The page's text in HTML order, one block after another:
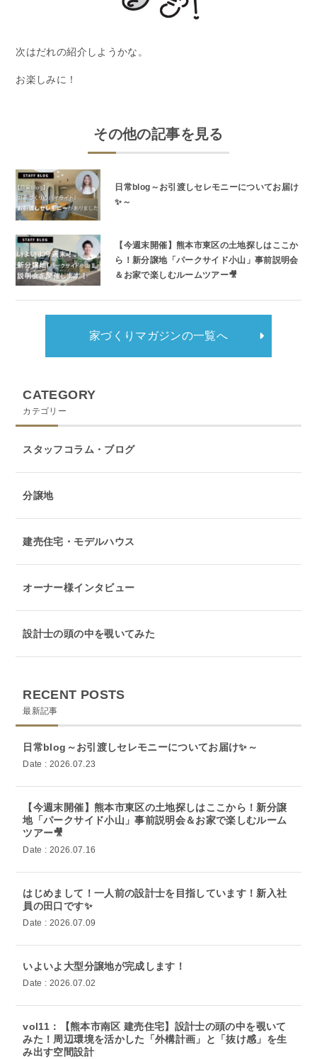
次はだれの紹介しようかな。
お楽しみに！
その他の記事を見る
日常blog～お引渡しセレモニーについてお届け
✨～
【今週末開催】熊本市東区の土地探しはここか
ら！新分譲地「パークサイド小山」事前説明会
＆お家で楽しむルームツアー🎥
家づくりマガジンの一覧へ
CATEGORY
カテゴリー
スタッフコラム・ブログ
分譲地
建売住宅・モデルハウス
オーナー様インタビュー
設計士の頭の中を覗いてみた
RECENT POSTS
最新記事
日常blog～お引渡しセレモニーについてお届け✨～
Date : 2026.07.23
【今週末開催】熊本市東区の土地探しはここから！新分譲
地「パークサイド小山」事前説明会＆お家で楽しむルーム
ツアー🎥
Date : 2026.07.16
はじめまして！一人前の設計士を目指しています！新入社
員の田口です✨
Date : 2026.07.09
いよいよ大型分譲地が完成します！
Date : 2026.07.02
vol11：【熊本市南区 建売住宅】設計士の頭の中を覗いて
みた！周辺環境を活かした「外構計画」と「抜け感」を生
み出す空間設計